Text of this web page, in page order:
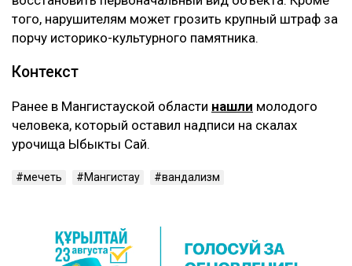
того, нарушителям может грозить крупный штраф за
порчу историко-культурного памятника.
Контекст
Ранее в Мангистауской области нашли молодого
человека, который оставил надписи на скалах
урочища Ыбыкты Сай.
мечеть Мангистау вандализм